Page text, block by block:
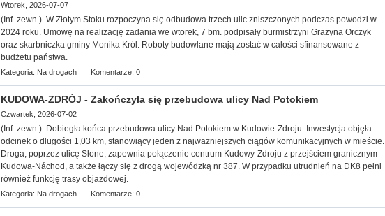
Wtorek, 2026-07-07
(Inf. zewn.). W Złotym Stoku rozpoczyna się odbudowa trzech ulic zniszczonych podczas powodzi w
2024 roku. Umowę na realizację zadania we wtorek, 7 bm. podpisały burmistrzyni Grażyna Orczyk
oraz skarbniczka gminy Monika Król. Roboty budowlane mają zostać w całości sfinansowane z
budżetu państwa.
Kategoria: Na drogach Komentarze: 0
KUDOWA-ZDRÓJ - Zakończyła się przebudowa ulicy Nad Potokiem
Czwartek, 2026-07-02
(Inf. zewn.). Dobiegła końca przebudowa ulicy Nad Potokiem w Kudowie-Zdroju. Inwestycja objęła
odcinek o długości 1,03 km, stanowiący jeden z najważniejszych ciągów komunikacyjnych w mieście.
Droga, poprzez ulicę Słone, zapewnia połączenie centrum Kudowy-Zdroju z przejściem granicznym
Kudowa-Náchod, a także łączy się z drogą wojewódzką nr 387. W przypadku utrudnień na DK8 pełni
również funkcję trasy objazdowej.
Kategoria: Na drogach Komentarze: 0